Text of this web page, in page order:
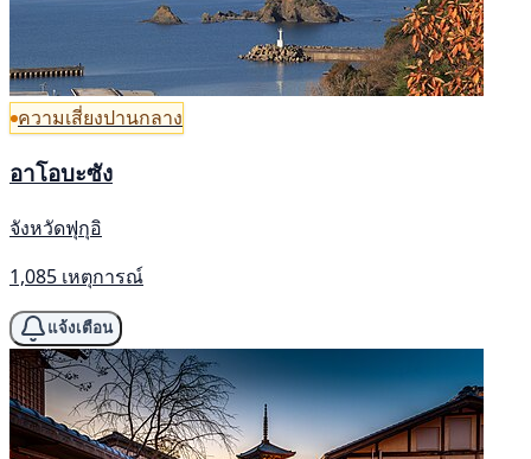
ความเสี่ยงปานกลาง
อาโอบะซัง
จังหวัดฟุกุอิ
1,085 เหตุการณ์
แจ้งเตือน